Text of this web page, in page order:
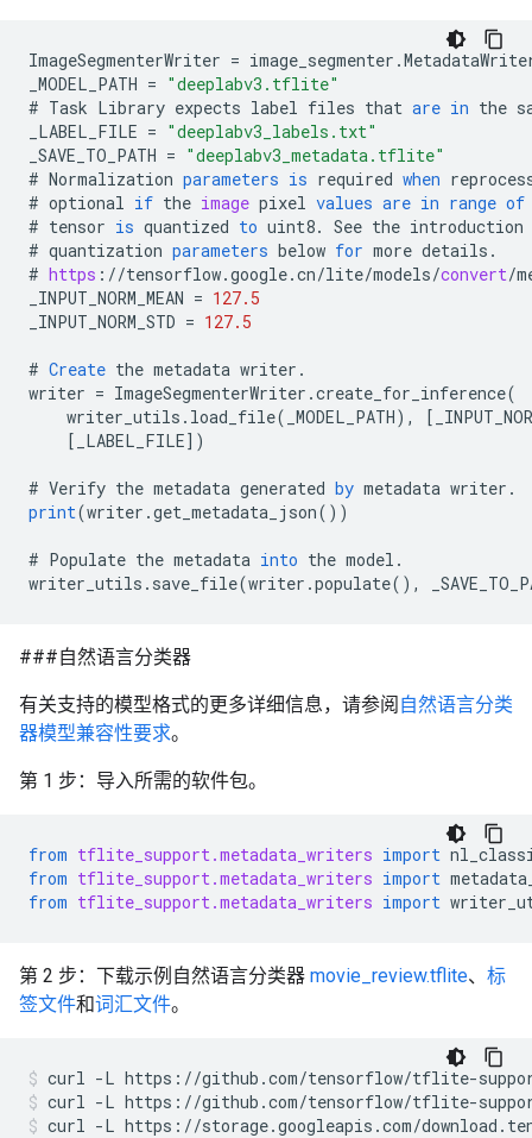
ImageSegmenterWriter = image_segmenter .
_MODEL_PATH = "deeplabv3.tflite"
# Task Library expects label files that are in the
_LABEL_FILE = "deeplabv3_labels.txt"
_SAVE_TO_PATH = "deeplabv3_metadata.tflite"
# Normalization parameters is required when
# optional if the image pixel values are in range of
# tensor is quantized to uint8. See the introduction
# quantization parameters below for more details .
# https : //tensorflow.google.cn/lite/models/convert/
_INPUT_NORM_MEAN = 127.5
_INPUT_NORM_STD = 127.5
# Create the metadata writer .
writer = ImageSegmenterWriter .create_for_inference(
writer_utils . load_file( _MODEL_PATH), [
[ _LABEL_FILE] )
# Verify the metadata generated by metadata writer .
print(writer .get_metadata_json())
# Populate the metadata into the model .
writer_utils . save_file(writer .populate(),
###自然语言分类器
有关支持的模型格式的更多详细信息，请参阅 自然语言分类
器模型兼容性要求。
第 1 步：导入所需的软件包。
from tflite_support.metadata_writers import
from tflite_support.metadata_writers import
from tflite_support.metadata_writers import
第 2 步：下载示例自然语言分类器 movie_review.tflite、 标
签文件和词汇文件。
curl -L https://github.com/tensorflow/tflite-
curl -L https://github.com/tensorflow/tflite-
curl -L https://storage.googleapis.com/